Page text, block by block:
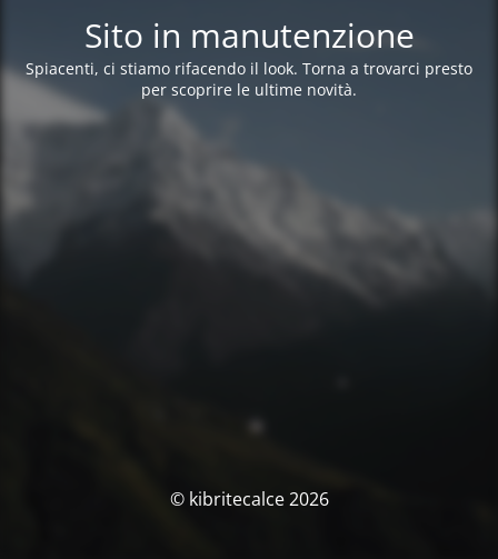
Sito in manutenzione
Spiacenti, ci stiamo rifacendo il look. Torna a trovarci presto
per scoprire le ultime novità.
© kibritecalce 2026